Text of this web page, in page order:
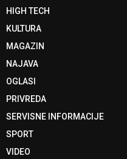
HIGH TECH
KULTURA
MAGAZIN
NAJAVA
OGLASI
PRIVREDA
SERVISNE INFORMACIJE
SPORT
VIDEO